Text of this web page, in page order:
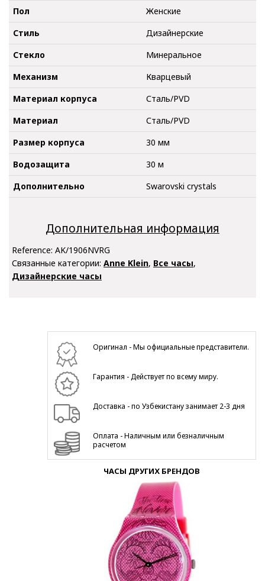
Пол
Женские
Стиль
Дизайнерские
Стекло
Минеральное
Механизм
Кварцевый
Материал корпуса
Сталь/PVD
Материал
Сталь/PVD
Размер корпуса
30 мм
Водозащита
30 м
Дополнительно
Swarovski crystals
Дополнительная информация
Reference: AK/1906NVRG
Связанные категории: Anne Klein, Все часы,
Дизайнерские часы
Оригинал - Мы официальные представители.
Гарантия - Действует по всему миру.
Доставка - по Узбекистану занимает 2-3 дня
Оплата - Наличным или безналичным
расчетом
ЧАСЫ ДРУГИХ БРЕНДОВ